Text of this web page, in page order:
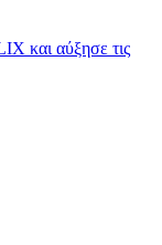
και αύξησε τις